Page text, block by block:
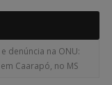
denúncia na ONU:
Caarapó, no MS